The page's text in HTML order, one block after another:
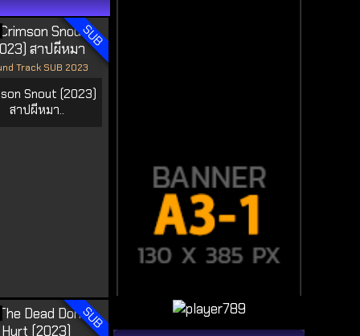
SUB
Track SUB 2023
Snout (2023)
สาปผีหมา..
SUB